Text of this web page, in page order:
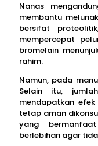
Nanas
membantu
bersifat
mempercepat
bromelain
rahim.
Namun, pada
Selain itu,
mendapatkan
tetap aman
yang
berlebihan agar